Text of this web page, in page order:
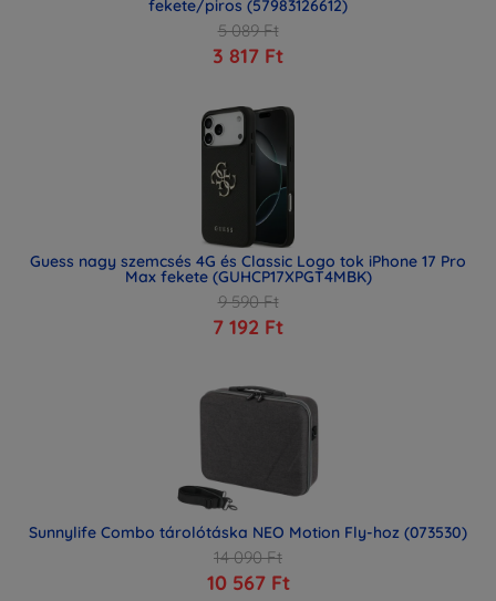
fekete/piros (57983126612)
5 089 Ft
3 817 Ft
Guess nagy szemcsés 4G és Classic Logo tok iPhone 17 Pro
Max fekete (GUHCP17XPGT4MBK)
9 590 Ft
7 192 Ft
Sunnylife Combo tárolótáska NEO Motion Fly-hoz (073530)
14 090 Ft
10 567 Ft